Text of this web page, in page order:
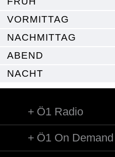
VORMITTAG
NACHMITTAG
ABEND
NACHT
Ö1 Radio
Ö1 On Demand